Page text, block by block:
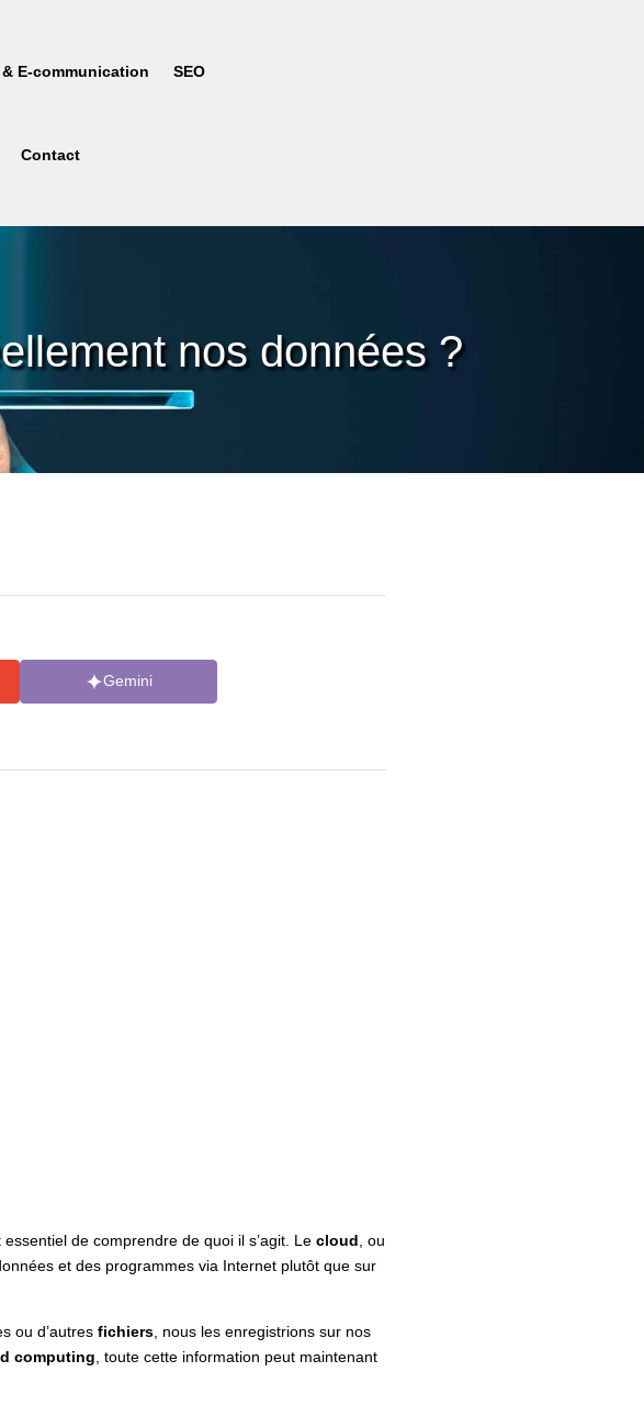
E-communication SEO
Contact
nos données ?
Gemini
de comprendre de quoi il s’agit. Lecloud , ou
et des programmes via Internet plutôt que sur
ou d’autresfichiers , nous les enregistrions sur nos
computing , toute cette information peut maintenant